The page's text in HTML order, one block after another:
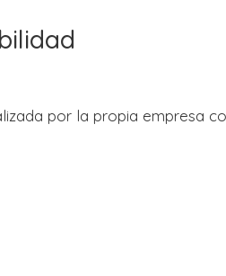
por la propia empresa